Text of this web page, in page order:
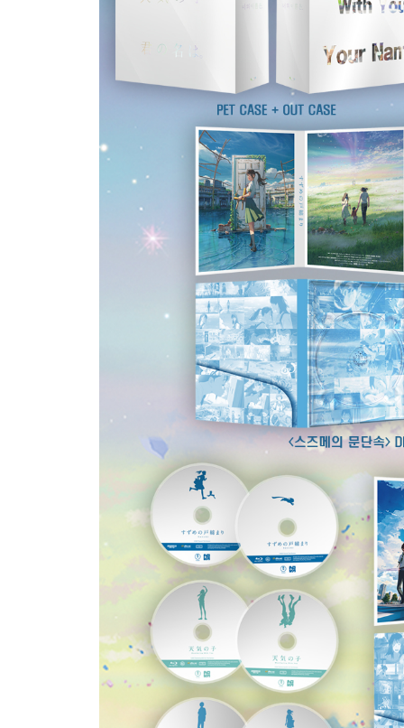
- 4K : Resolution: Upscaled 4K (2160p), Aspect
-BD : Resolution: 1080p FullHD, Aspect ratio:
- Korean DTS-HD Master Audio 5.1
- Japanese DTS-HD Master Audio 5.1
- Japanese DTS-HD Master Audio 5.1 (Theme
- Korean, English
*부가영상 한글자막 지원
예고편 1 (1분 2초)
「날씨의 아이」 메이킹 (89분 20초)
신카이 마코토 감독 x 우도 유미코 ~반성회~ (69분
영화 개봉 기념 특별 방송 「날씨의 아이」 전선(
더빙판 오프닝 (3분 28초)
성우 더빙 현장 스페셜 영상 (3분 1초)
신카이 마코토 감독에게 직접 물어봐! SNS Q&A (2
신카이 마코토 개봉 기념 인사 영상 (35초)
대한민국 대표 영화 저널리스트 추천 관람 포인트